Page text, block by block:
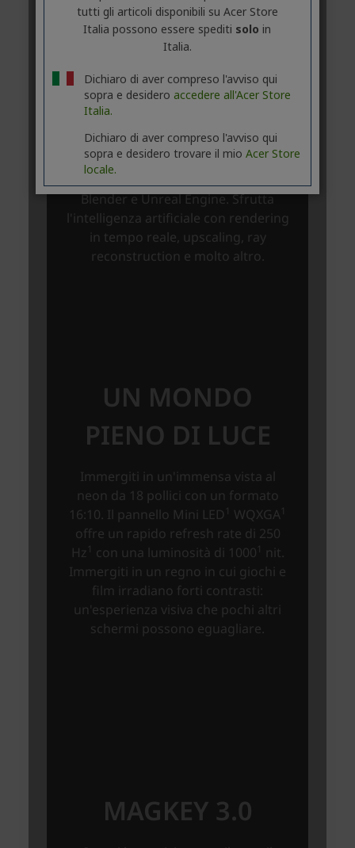
tutti gli articoli disponibili su Acer Store
Italia possono essere spediti solo in
Italia.
Dichiaro di aver compreso l'avviso qui
sopra e desidero accedere all'Acer Store
Italia.
Dichiaro di aver compreso l'avviso qui
sopra e desidero trovare il mio Acer Store
locale.